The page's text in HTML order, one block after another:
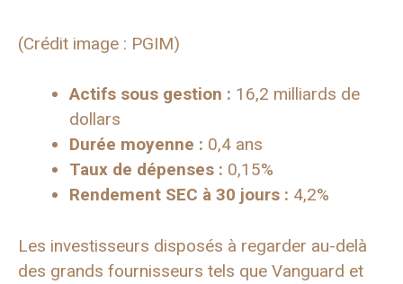
(Crédit image : PGIM)
Actifs sous gestion : 16,2 milliards de
dollars
Durée moyenne : 0,4 ans
Taux de dépenses : 0,15%
Rendement SEC à 30 jours : 4,2%
Les investisseurs disposés à regarder au-delà
des grands fournisseurs tels que Vanguard et